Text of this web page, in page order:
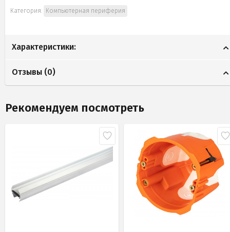
Категория: Компьютерная периферия
Характеристики:
Отзывы (0)
Рекомендуем посмотреть